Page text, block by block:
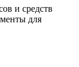
и средств
для